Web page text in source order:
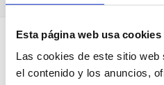
Esta página web usa cookies
Las cookies de este sitio
el contenido y los anuncios,